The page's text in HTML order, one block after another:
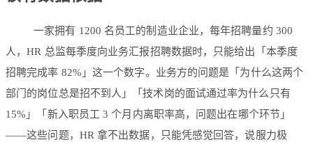
一家拥有 1200 名员工的制造业企业，每年招聘量约 300
人，HR 总监每季度向业务汇报招聘数据时，只能给出「本季度
招聘完成率 82%」这一个数字。业务方的问题是「为什么这两个
部门的岗位总是招不到人」「技术岗的面试通过率为什么只有
15%」「新入职员工 3 个月内离职率高，问题出在哪个环节」
——这些问题，HR 拿不出数据，只能凭感觉回答，说服力极